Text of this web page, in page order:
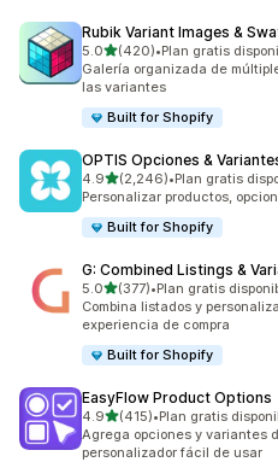
Rubik Variant Images &
5.0de 5 estrellas
(420)
420 reseñas en total
•Plan gratis
Galería organizada de
las variantes
Built for Shopify
OPTIS Opciones &
4.9de 5 estrellas
(2,246)
2246 reseñas en total
•Plan gratis
Personalizar productos,
Built for Shopify
G: Combined Listings &
5.0de 5 estrellas
(377)
377 reseñas en total
•Plan gratis
Combina listados y
experiencia de compra
Built for Shopify
EasyFlow Product Options
4.9de 5 estrellas
(415)
415 reseñas en total
•Plan gratis
Agrega opciones y variantes
personalizador fácil de usar